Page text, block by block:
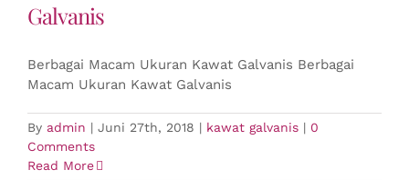
Galvanis
Berbagai Macam Ukuran Kawat Galvanis Berbagai
Macam Ukuran Kawat Galvanis
By admin | Juni 27th, 2018 | kawat galvanis | 0
Comments
Read More